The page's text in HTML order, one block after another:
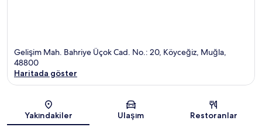
Gelişim Mah. Bahriye Üçok Cad. No.: 20, Köyceğiz, Muğla,
48800
Haritada göster
Yakındakiler Ulaşım Restoranlar